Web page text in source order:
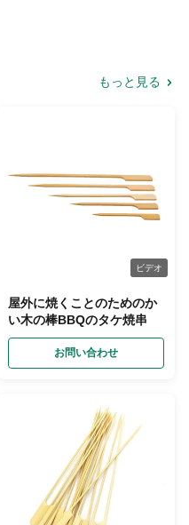
もっと見る
ビデオ
屋外に焼くことのためのか
い木の棒BBQのタケ焼串
お問い合わせ